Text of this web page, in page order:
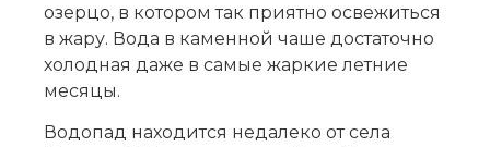
озерцо, в котором так приятно освежиться
в жару. Вода в каменной чаше достаточно
холодная даже в самые жаркие летние
месяцы.
Водопад находится недалеко от села